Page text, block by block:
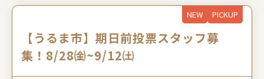
NEW PICKUP
【うるま市】期日前投票スタッフ募
集！8/28㈮~9/12㈯